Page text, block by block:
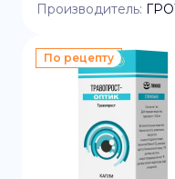
Производитель:
По рецепту